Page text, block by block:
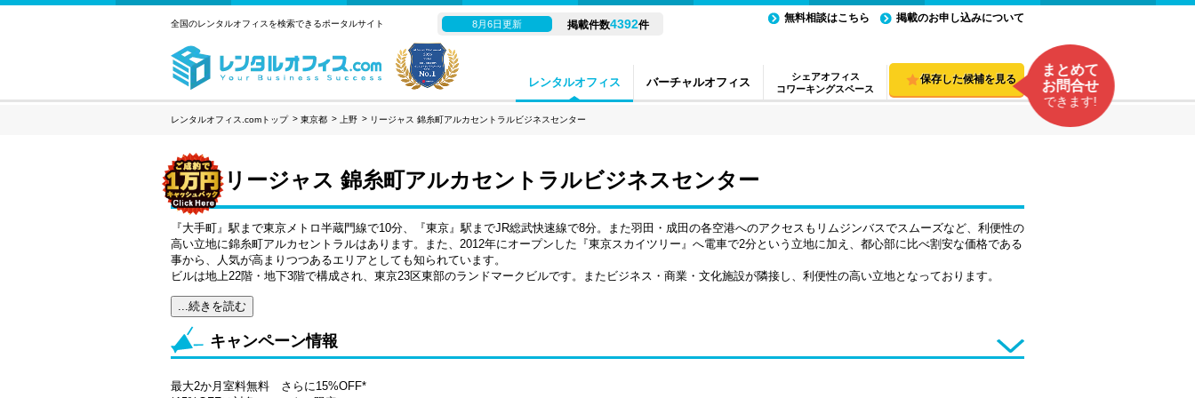
レンタルオフィス バーチャルオフィス
シェアオフィス
コワーキングスペース
全国のレンタルオフィスを検索できるポータルサイト 8月6日更新 掲載件数4392件
無料相談はこちら 掲載のお申し込みについて
保存した候補を見る
まとめて
お問合せ
できます!
レンタルオフィス.comトップ 東京都 上野 リージャス 錦糸町アルカセントラルビジネスセンター
リージャス 錦糸町アルカセントラルビジネスセンター
『大手町』駅まで東京メトロ半蔵門線で10分、『東京』駅までJR総武快速線で8分。また羽田・成田の各空港へのアクセスもリムジンバスでスムーズなど、利便性の
高い立地に錦糸町アルカセントラルはあります。また、2012年にオープンした『東京スカイツリー』へ電車で2分という立地に加え、都心部に比べ割安な価格である
事から、人気が高まりつつあるエリアとしても知られています。
ビルは地上22階・地下3階で構成され、東京23区東部のランドマークビルです。またビジネス・商業・文化施設が隣接し、利便性の高い立地となっております。
...続きを読む
キャンペーン情報
最大2か月室料無料 さらに15%OFF*